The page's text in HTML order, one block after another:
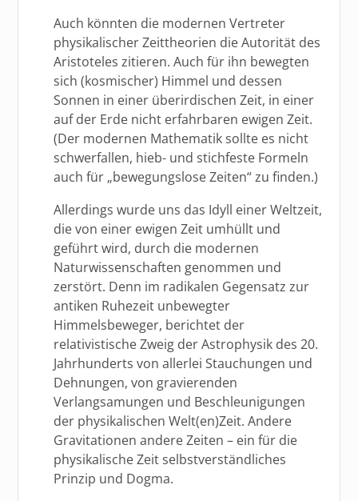
Auch könnten die modernen Vertreter
physikalischer Zeittheorien die Autorität des
Aristoteles zitieren. Auch für ihn bewegten
sich (kosmischer) Himmel und dessen
Sonnen in einer überirdischen Zeit, in einer
auf der Erde nicht erfahrbaren ewigen Zeit.
(Der modernen Mathematik sollte es nicht
schwerfallen, hieb- und stichfeste Formeln
auch für „bewegungslose Zeiten“ zu finden.)
Allerdings wurde uns das Idyll einer Weltzeit,
die von einer ewigen Zeit umhüllt und
geführt wird, durch die modernen
Naturwissenschaften genommen und
zerstört. Denn im radikalen Gegensatz zur
antiken Ruhezeit unbewegter
Himmelsbeweger, berichtet der
relativistische Zweig der Astrophysik des 20.
Jahrhunderts von allerlei Stauchungen und
Dehnungen, von gravierenden
Verlangsamungen und Beschleunigungen
der physikalischen Welt(en)Zeit. Andere
Gravitationen andere Zeiten – ein für die
physikalische Zeit selbstverständliches
Prinzip und Dogma.